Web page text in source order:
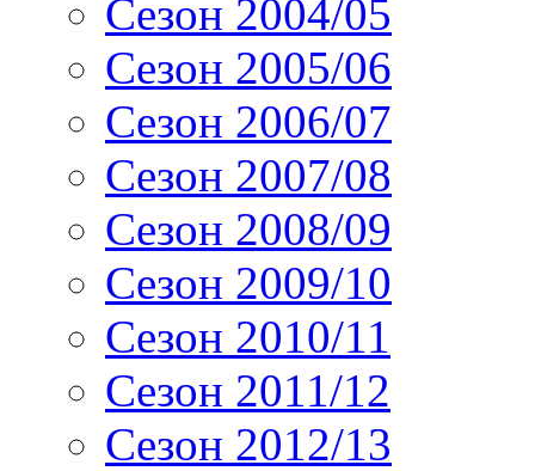
Сезон 2004/05
Сезон 2005/06
Сезон 2006/07
Сезон 2007/08
Сезон 2008/09
Сезон 2009/10
Сезон 2010/11
Сезон 2011/12
Сезон 2012/13